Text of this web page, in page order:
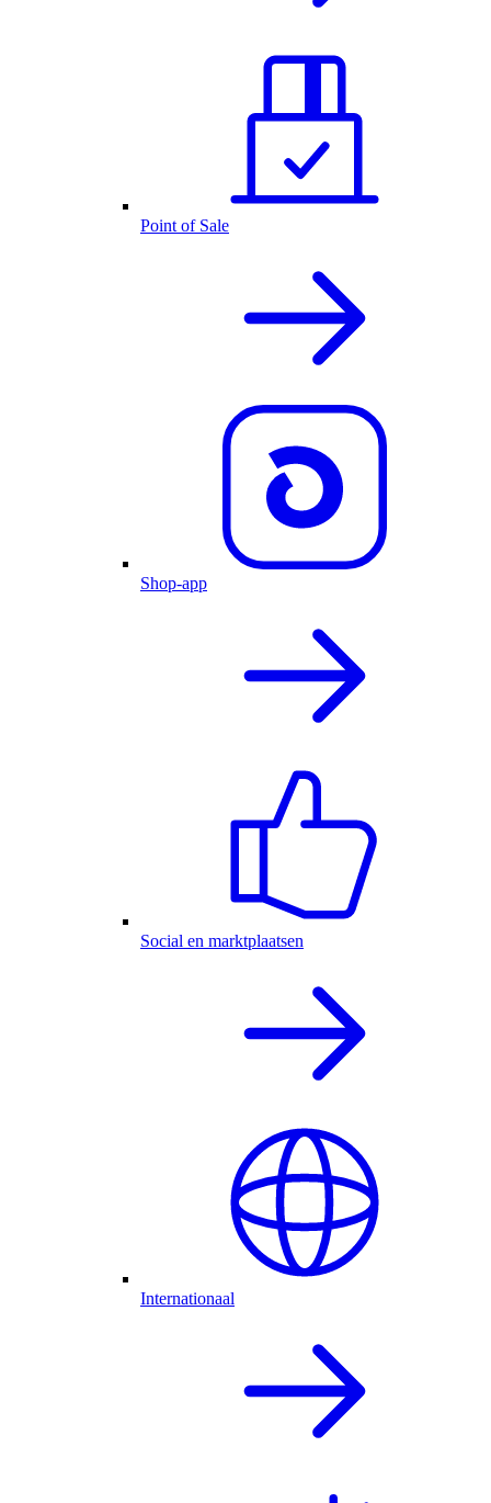
Point of Sale
Shop-app
Social en marktplaatsen
Internationaal